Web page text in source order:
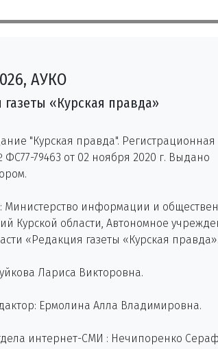
АУКО
газеты «Курская правда»
"Курская правда". Регистрационная
79463 от 02 ноября 2020 г. Выдано
Министерство информации и
Курской области, Автономное
«Редакция газеты «Курская правда».
Лариса Викторовна.
Ермолина Алла Владимировна.
интернет-СМИ : Нечипоренко